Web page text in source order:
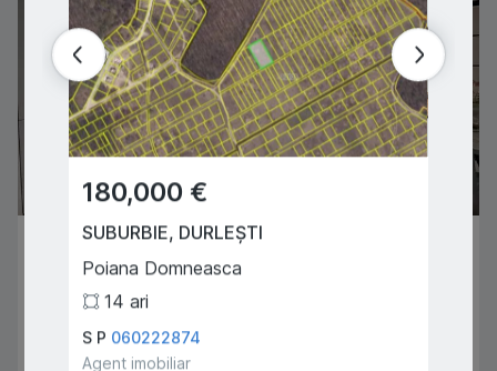
131,900 €
CHIȘINĂU , CIOCANA
Mircea Cel Batran
1 48 m
180,000 €
SUBURBIE, DURLEȘTI
Poiana Domneasca
14 ari
S P 060222874
Agent imobiliar